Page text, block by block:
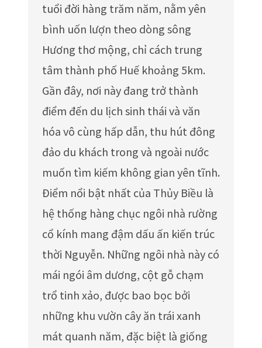
tuổi đời hàng trăm năm, nằm yên
bình uốn lượn theo dòng sông
Hương thơ mộng, chỉ cách trung
tâm thành phố Huế khoảng 5km.
Gần đây, nơi này đang trở thành
điểm đến du lịch sinh thái và văn
hóa vô cùng hấp dẫn, thu hút đông
đảo du khách trong và ngoài nước
muốn tìm kiếm không gian yên tĩnh.
Điểm nổi bật nhất của Thủy Biều là
hệ thống hàng chục ngôi nhà rường
cổ kính mang đậm dấu ấn kiến trúc
thời Nguyễn. Những ngôi nhà này có
mái ngói âm dương, cột gỗ chạm
trổ tinh xảo, được bao bọc bởi
những khu vườn cây ăn trái xanh
mát quanh năm, đặc biệt là giống